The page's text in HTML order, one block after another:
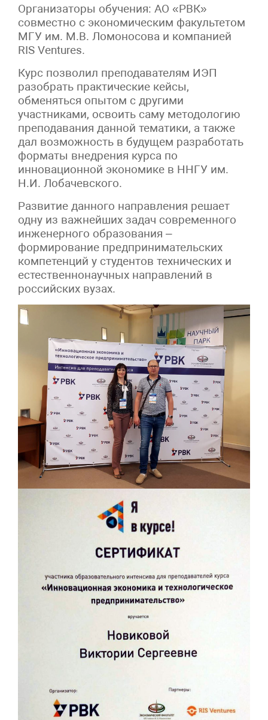
Организаторы обучения: АО «РВК»
совместно с экономическим факультетом
МГУ им. М.В. Ломоносова и компанией
RIS Ventures.
Курс позволил преподавателям ИЭП
разобрать практические кейсы,
обменяться опытом с другими
участниками, освоить саму методологию
преподавания данной тематики, а также
дал возможность в будущем разработать
форматы внедрения курса по
инновационной экономике в ННГУ им.
Н.И. Лобачевского.
Развитие данного направления решает
одну из важнейших задач современного
инженерного образования –
формирование предпринимательских
компетенций у студентов технических и
естественнонаучных направлений в
российских вузах.